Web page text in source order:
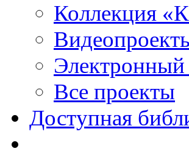
Коллекция
Все проекты
Доступная